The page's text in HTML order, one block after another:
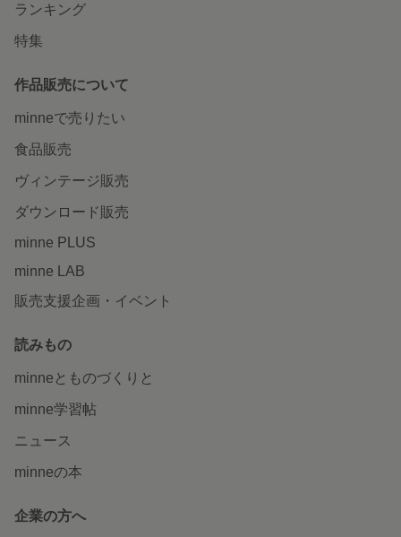
ランキング
特集
作品販売について
minneで売りたい
食品販売
ヴィンテージ販売
ダウンロード販売
minne PLUS
minne LAB
販売支援企画・イベント
読みもの
minneとものづくりと
minne学習帖
ニュース
minneの本
企業の方へ